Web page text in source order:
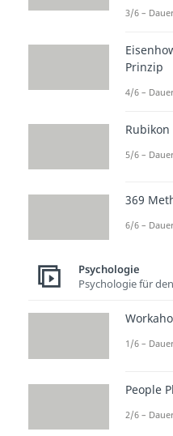
Die
schwer
folgt mit
von
Modelle
Ebenen
3/6 –
Prinzip
4/6 –
5/6 –
369
6/6 –
Psychologie
Psychologie für
1/6 –
People
2/6 –